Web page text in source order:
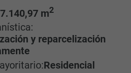
m2
y reparcelización
Residencial